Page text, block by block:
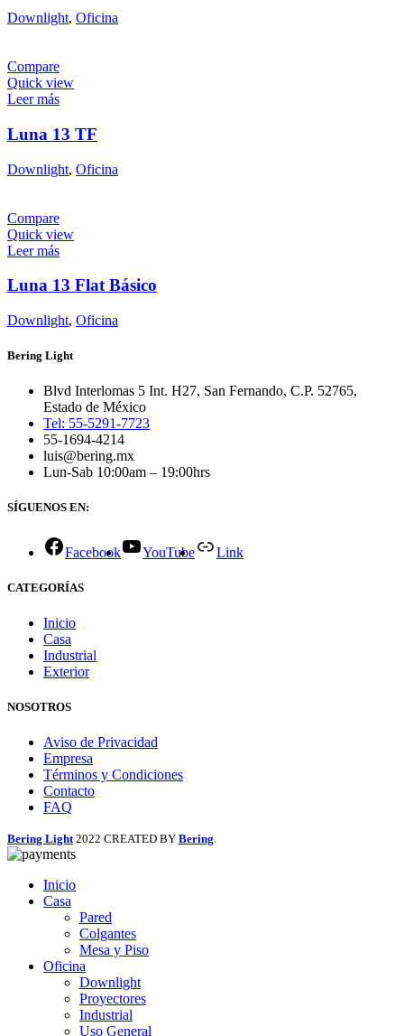
Downlight, Oficina
Compare
Quick view
Leer más
Luna 13 TF
Downlight, Oficina
Compare
Quick view
Leer más
Luna 13 Flat Básico
Downlight, Oficina
Bering Light
Blvd Interlomas 5 Int. H27, San Fernando, C.P. 52765,
Estado de México
Tel: 55-5291-7723
55-1694-4214
luis@bering.mx
Lun-Sab 10:00am – 19:00hrs
SÍGUENOS EN:
Facebook YouTube Link
CATEGORÍAS
Inicio
Casa
Industrial
Exterior
NOSOTROS
Aviso de Privacidad
Empresa
Términos y Condiciones
Contacto
FAQ
Bering Light 2022 CREATED BY Bering.
Inicio
Casa
Pared
Colgantes
Mesa y Piso
Oficina
Downlight
Proyectores
Industrial
Uso General